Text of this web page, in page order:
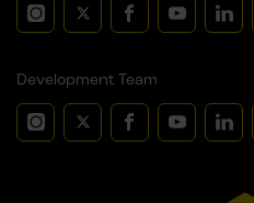
Development Team